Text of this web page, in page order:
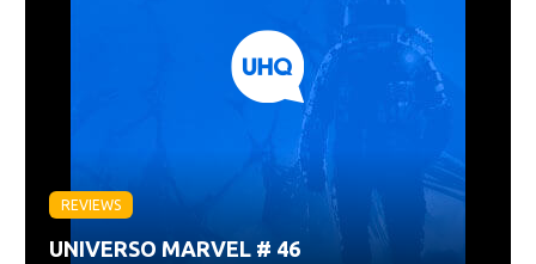
REVIEWS
UNIVERSO MARVEL # 46